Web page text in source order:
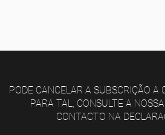
PODE CANCELAR A SUBSCRIÇÃO A
PARA TAL, CONSULTE A
CONTACTO NA